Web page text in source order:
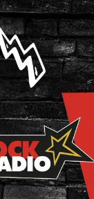
Hard
Rock